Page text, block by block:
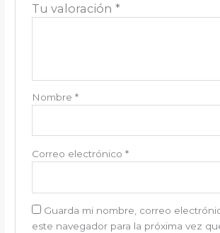
Tu valoración *
Nombre *
Correo electrónico *
Guarda mi nombre, correo
este navegador para la próxima vez